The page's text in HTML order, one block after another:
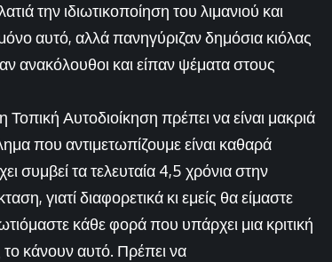
την ιδιωτικοποίηση του λιμανιού και
αυτό, αλλά πανηγύριζαν δημόσια κιόλας
ανακόλουθοι και είπαν ψέματα στους
Αυτοδιοίκηση πρέπει να είναι μακριά
που αντιμετωπίζουμε είναι καθαρά
συμβεί τα τελευταία 4,5 χρόνια στην
γιατί διαφορετικά κι εμείς θα είμαστε
κάθε φορά που υπάρχει μια κριτική
κάνουν αυτό. Πρέπει να